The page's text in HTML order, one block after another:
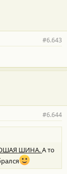
#6.643
#6.644
ШИНА.А то